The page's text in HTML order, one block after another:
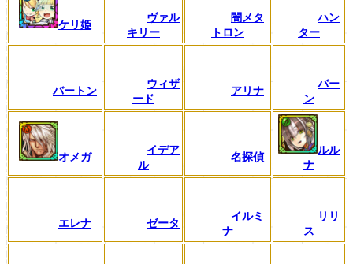
ケリ姫
ヴァル
キリー
闇メタ
トロン
ハン
ター
バートン
ウィザ
ード
アリナ
バー
ン
オメガ
イデア
ル
名探偵
ルル
ナ
エレナ ゼータ
イルミ
ナ
リリ
ス